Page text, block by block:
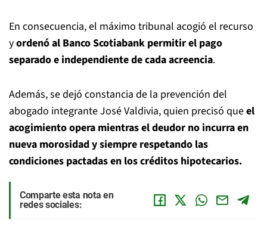
En consecuencia, el máximo tribunal acogió el recurso
yordenó al Banco Scotiabank permitir el pago
separado e independiente de cada acreencia.
Además, se dejó constancia de la prevención del
abogado integrante José Valdivia, quien precisó queel
acogimiento opera mientras el deudor no incurra en
nueva morosidad y siempre respetando las
condiciones pactadas en los créditos hipotecarios.
Comparte esta nota en
redes sociales: